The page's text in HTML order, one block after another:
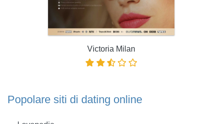
Victoria Milan
Popolare siti di dating online